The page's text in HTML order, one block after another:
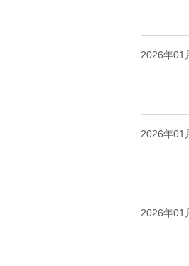
2026年01
2026年01
2026年01